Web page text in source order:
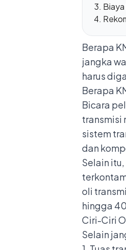
Berapa
jangka
harus
Berapa
Bicara
transmisi
sistem
dan
Selain
oli
hingga
Ciri-Ciri
Selain